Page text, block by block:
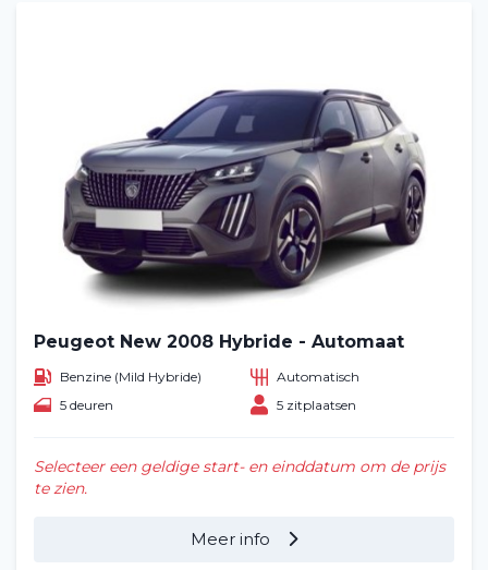
Peugeot New 2008 Hybride - Automaat
Benzine (Mild Hybride)
Automatisch
5 deuren
5 zitplaatsen
Selecteer een geldige start- en einddatum om de prijs
te zien.
Meer info